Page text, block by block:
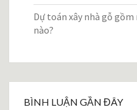
Dự toán xây nhà gỗ
nào?
BÌNH LUẬN GẦN ĐÂY